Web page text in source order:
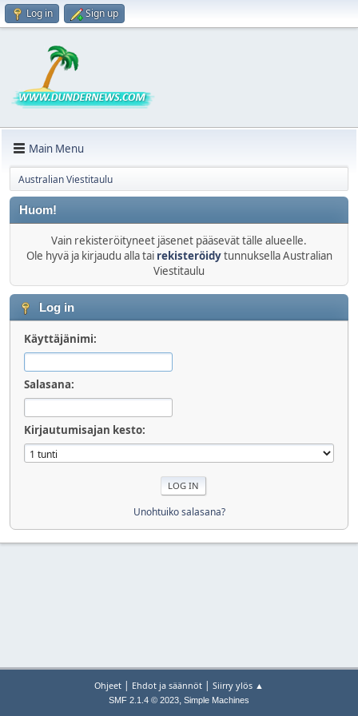
Log in Sign up
Main Menu
Australian Viestitaulu
Huom!
Vain rekisteröityneet jäsenet pääsevät tälle alueelle.
Ole hyvä ja kirjaudu alla tai rekisteröidytunnuksella Australian
Viestitaulu
Log in
Käyttäjänimi:
Salasana:
Kirjautumisajan kesto:
Unohtuiko salasana?
Ohjeet | Ehdot ja säännöt | Siirry ylös ▲
SMF 2.1.4 © 2023, Simple Machines